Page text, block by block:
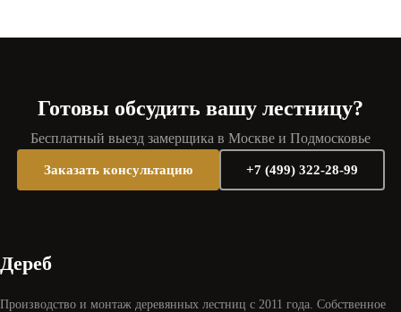
Готовы обсудить вашу лестницу?
Бесплатный выезд замерщика в Москве и Подмосковье
Заказать консультацию +7 (499) 322-28-99
Дереб
Производство и монтаж деревянных лестниц с 2011 года. Собственное